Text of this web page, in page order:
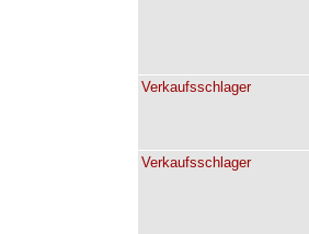
Verkaufsschlager
Verkaufsschlager